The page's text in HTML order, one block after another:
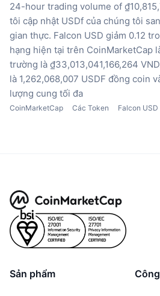
24-hour trading volume of
tôi cập nhật USDf của chúng tôi
gian thực. Falcon USD giảm 0.12
hạng hiện tại trên CoinMarketCap
trường là ₫33,013,041,166,264
là 1,262,068,007 USDF đồng coin
lượng cung tối đa
CoinMarketCap Các Token Falcon USD
Sản phẩm